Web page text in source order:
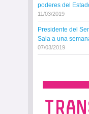
poderes del
11/03/2019
Presidente del
Sala a una
07/03/2019